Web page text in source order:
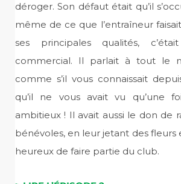
déroger. Son défaut était qu’il
même de ce que l’entraîneur
ses principales qualités,
commercial. Il parlait à tout le
comme s’il vous connaissait
qu’il ne vous avait vu qu’une
ambitieux ! Il avait aussi le don de
bénévoles, en leur jetant des fleurs
heureux de faire partie du club.